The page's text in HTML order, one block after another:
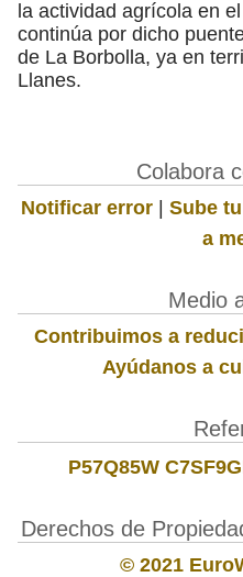
la actividad agrícola en
continúa por dicho
de La Borbolla, ya en
Llanes.
Colabora
Notificar error | Sube
a
Medio
Contribuimos a
Ayúdanos a
P57Q85W
Derechos de
© 2021